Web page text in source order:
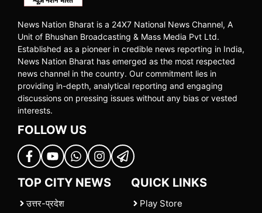
News Nation Bharat is a 24X7 National News Channel, A
Unit of Bhushan Broadcasting & Mass Media Pvt Ltd.
Established as a pioneer in credible news reporting in India,
News Nation Bharat has emerged as the most respected
news channel in the country. Our commitment lies in
providing in-depth, analytical reporting and engaging
discussions on pressing issues without any bias or vested
interests.
FOLLOW US
TOP CITY NEWS
उत्तर-प्रदेश
QUICK LINKS
Play Store